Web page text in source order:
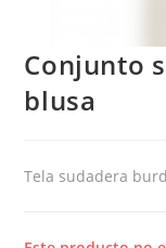
Conjunto
blusa
Tela sudadera